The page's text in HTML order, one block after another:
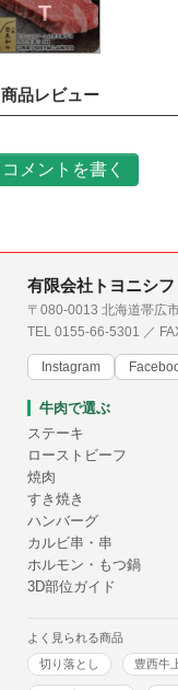
T
商品レビュー
コメントを書く
有限会社トヨニシフ
〒080-0013 北海道帯広
TEL 0155-66-5301 ／
Instagram
牛肉で選ぶ
ステーキ
ローストビーフ
焼肉
すき焼き
ハンバーグ
カルビ串・串
ホルモン・もつ鍋
3D部位ガイド
よく見られる商品
切り落とし
豊西牛